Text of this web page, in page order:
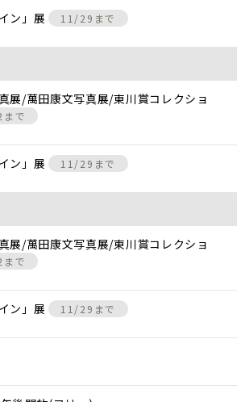
ン」展 11/29まで
展/萬田康文写真展/東川賞コレクショ
で
ン」展 11/29まで
展/萬田康文写真展/東川賞コレクショ
で
ン」展 11/29まで